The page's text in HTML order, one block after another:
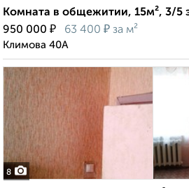
Комната в общежитии, 15м², 3/5
950 000 ₽ 63 400 ₽ за м²
Климова 40А
8